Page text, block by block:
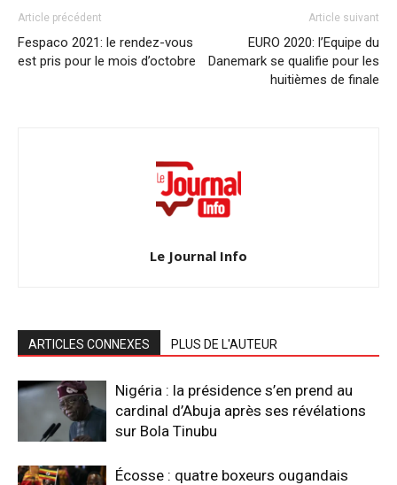
Article précédent
Fespaco 2021: le rendez-vous
est pris pour le mois d’octobre
Article suivant
EURO 2020: l’Equipe du
Danemark se qualifie pour les
huitièmes de finale
Le Journal Info
ARTICLES CONNEXES PLUS DE L'AUTEUR
Nigéria : la présidence s’en prend au
cardinal d’Abuja après ses révélations
sur Bola Tinubu
Écosse : quatre boxeurs ougandais